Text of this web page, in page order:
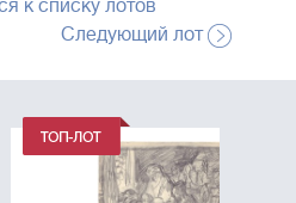
к списку лотов
Следующий лот